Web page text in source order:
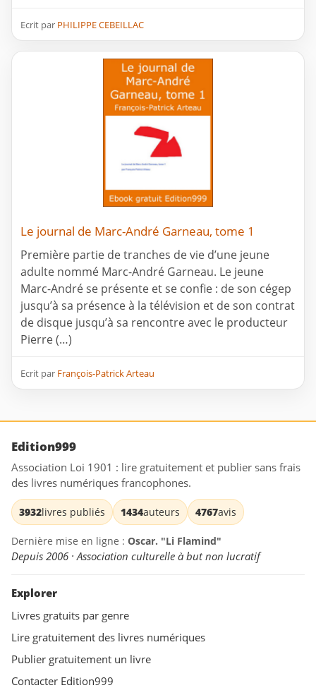
Ecrit par PHILIPPE CEBEILLAC
Le journal de Marc-André Garneau, tome 1
Première partie de tranches de vie d’une jeune
adulte nommé Marc-André Garneau. Le jeune
Marc-André se présente et se confie : de son cégep
jusqu’à sa présence à la télévision et de son contrat
de disque jusqu’à sa rencontre avec le producteur
Pierre (…)
Ecrit par François-Patrick Arteau
Edition999
Association Loi 1901 : lire gratuitement et publier sans frais
des livres numériques francophones.
3932livres publiés 1434auteurs 4767avis
Dernière mise en ligne : Oscar. "Li Flamind"
Depuis 2006 · Association culturelle à but non lucratif
Explorer
Livres gratuits par genre
Lire gratuitement des livres numériques
Publier gratuitement un livre
Contacter Edition999